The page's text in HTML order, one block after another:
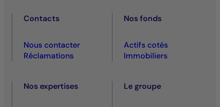
Contacts
Nous contacter
Réclamations
Nos fonds
Actifs cotés
Immobiliers
Nos expertises Le groupe